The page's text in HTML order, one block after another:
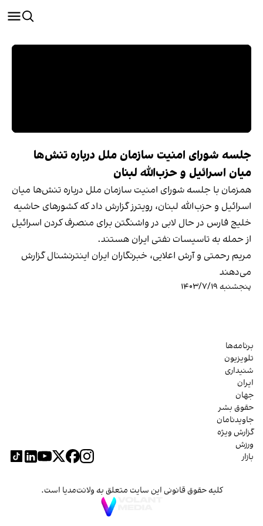
جلسه شورای امنیت سازمان ملل درباره تنش‌ها
میان اسرائیل و حزب‌الله لبنان
همزمان با جلسه شورای امنیت سازمان ملل درباره تنش‌ها میان
اسرائیل و حزب‌الله لبنان، رویترز گزارش داد که کشورهای حاشیه
خلیج فارس در حال لابی در واشنگتن برای منصرف کردن اسرائیل
از حمله به تاسیسات نفتی ایران هستند.
مریم رحمتی و آرش اعلایی، خبرنگاران ایران اینترنشنال گزارش
می‌دهند
پنجشنبه ۱۴۰۳/۷/۱۹
برنامه‌ها
تلویزیون
شنیداری
ایران
جهان
حقوق بشر
جاویدنامان
گزارش ویژه
ورزش
بازار
کلیه حقوق قانونی این سایت متعلق به ولانت‌مدیا است.